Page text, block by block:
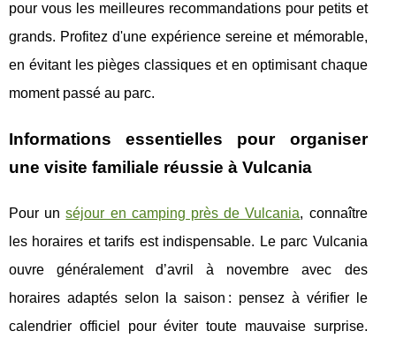
pour vous les meilleures recommandations pour petits et
grands. Profitez d'une expérience sereine et mémorable,
en évitant les pièges classiques et en optimisant chaque
moment passé au parc.
Informations essentielles pour organiser
une visite familiale réussie à Vulcania
Pour unséjour en camping près de Vulcania, connaître
les horaires et tarifs est indispensable. Le parc Vulcania
ouvre généralement d’avril à novembre avec des
horaires adaptés selon la saison : pensez à vérifier le
calendrier officiel pour éviter toute mauvaise surprise.